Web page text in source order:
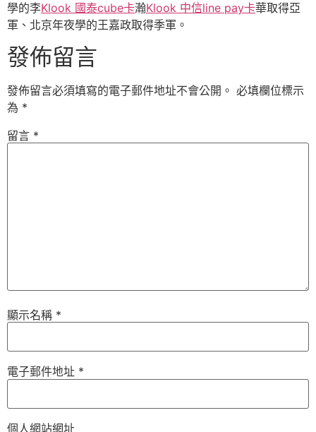
學的李Klook 國泰cube卡瀚Klook 中信line pay卡華取得亞
軍、北京年夜學的王嘉政取得季軍。
發佈留言
發佈留言必須填寫的電子郵件地址不會公開。 必填欄位標示
為 *
留言 *
顯示名稱 *
電子郵件地址 *
個人網站網址